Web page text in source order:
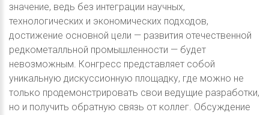
значение, ведь без интеграции научных,
технологических и экономических подходов,
достижение основной цели — развития отечественной
редкометалльной промышленности — будет
невозможным. Конгресс представляет собой
уникальную дискуссионную площадку, где можно не
только продемонстрировать свои ведущие разработки,
но и получить обратную связь от коллег. Обсуждение